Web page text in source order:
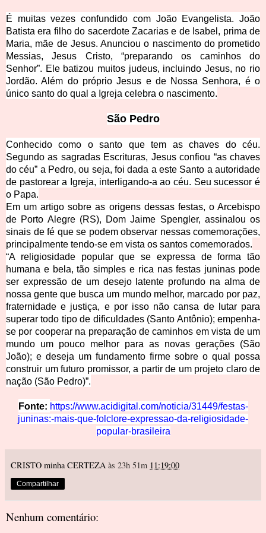
É muitas vezes confundido com João Evangelista. João
Batista era filho do sacerdote Zacarias e de Isabel, prima de
Maria, mãe de Jesus. Anunciou o nascimento do prometido
Messias, Jesus Cristo, “preparando os caminhos do
Senhor”. Ele batizou muitos judeus, incluindo Jesus, no rio
Jordão. Além do próprio Jesus e de Nossa Senhora, é o
único santo do qual a Igreja celebra o nascimento.
São Pedro
Conhecido como o santo que tem as chaves do céu.
Segundo as sagradas Escrituras, Jesus confiou “as chaves
do céu” a Pedro, ou seja, foi dada a este Santo a autoridade
de pastorear a Igreja, interligando-a ao céu. Seu sucessor é
o Papa.
Em um artigo sobre as origens dessas festas, o Arcebispo
de Porto Alegre (RS), Dom Jaime Spengler, assinalou os
sinais de fé que se podem observar nessas comemorações,
principalmente tendo-se em vista os santos comemorados.
“A religiosidade popular que se expressa de forma tão
humana e bela, tão simples e rica nas festas juninas pode
ser expressão de um desejo latente profundo na alma de
nossa gente que busca um mundo melhor, marcado por paz,
fraternidade e justiça, e por isso não cansa de lutar para
superar todo tipo de dificuldades (Santo Antônio); empenha-
se por cooperar na preparação de caminhos em vista de um
mundo um pouco melhor para as novas gerações (São
João); e deseja um fundamento firme sobre o qual possa
construir um futuro promissor, a partir de um projeto claro de
nação (São Pedro)”.
Fonte: https://www.acidigital.com/noticia/31449/festas-
juninas:-mais-que-folclore-expressao-da-religiosidade-
popular-brasileira
CRISTO minha CERTEZA às 23h 51m 11:19:00
Compartilhar
Nenhum comentário: